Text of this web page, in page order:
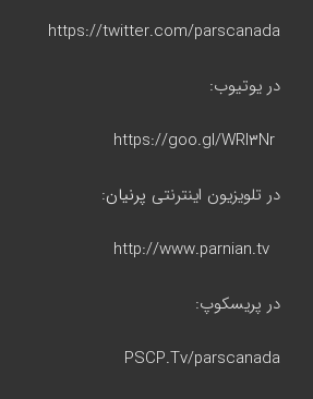
https://twitter.com/parscanada
در یوتیوب:
https://goo.gl/WRI۳Nr
در تلویزیون اینترنتی پرنیان:
در پریسکوپ:
PSCP.Tv/parscanada